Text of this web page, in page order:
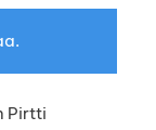
Pirtti